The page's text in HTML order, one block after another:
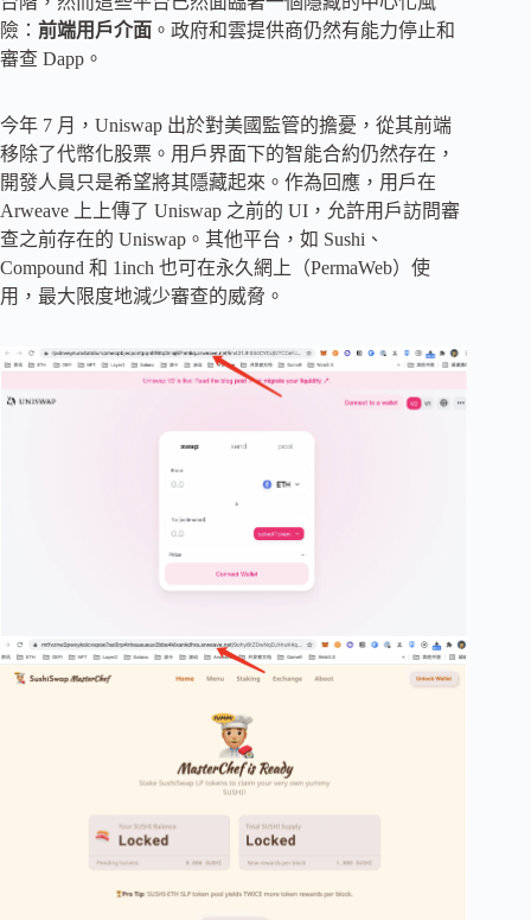
險： 前端用戶介面 。政府和雲提供商仍然有能力停止和
審查 Dapp。
今年 7 月，Uniswap 出於對美國監管的擔憂，從其前端
移除了代幣化股票。用戶界面下的智能合約仍然存在，
開發人員只是希望將其隱藏起來。作為回應，用戶在
Arweave 上上傳了 Uniswap 之前的 UI，允許用戶訪問審
查之前存在的 Uniswap。其他平台，如 Sushi、
Compound 和 1inch 也可在永久網上（PermaWeb）使
用，最大限度地減少審查的威脅。